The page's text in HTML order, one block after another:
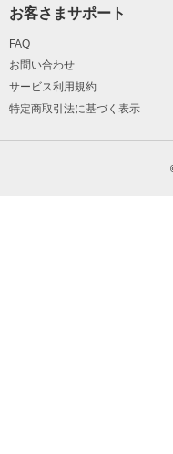
お客さまサポート
FAQ
お問い合わせ
サービス利用規約
特定商取引法に基づく表示